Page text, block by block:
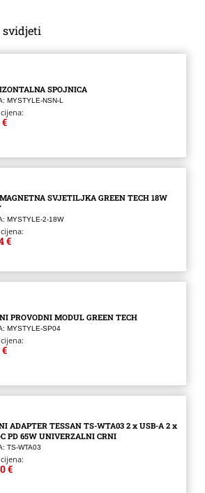
svidjeti
SPOJNICA
MYSTYLE-NSN-L
SVJETILJKA GREEN TECH 18W
MYSTYLE-2-18W
€
PROVODNI MODUL GREEN TECH
MYSTYLE-SP04
ADAPTER TESSAN TS-WTA03 2 x USB-A 2 x
PD 65W UNIVERZALNI CRNI
TS-WTA03
€